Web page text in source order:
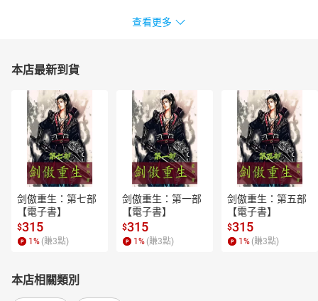
查看更多
本店最新到貨
剑傲重生：第七部
【電子書】
$315
1 % (賺3點)
剑傲重生：第一部
【電子書】
$315
1 % (賺3點)
剑傲重生：第五部
【電子書】
$315
1 % (賺3點)
本店相關類別